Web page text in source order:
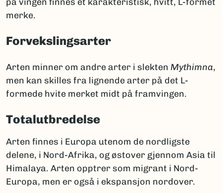
merke.
Forvekslingsarter
Arten minner om andre arter i slekten Mythimna,
men kan skilles fra lignende arter på det L-
formede hvite merket midt på framvingen.
Totalutbredelse
Arten finnes i Europa utenom de nordligste
delene, i Nord-Afrika, og østover gjennom Asia til
Himalaya. Arten opptrer som migrant i Nord-
Europa, men er også i ekspansjon nordover.